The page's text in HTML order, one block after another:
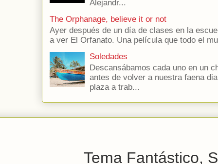
Alejandr...
The Orphanage, believe it or not
Ayer después de un día de clases en la
a ver El Orfanato. Una película que todo el
Soledades
Descansábamos cada uno en un
antes de volver a nuestra faena
plaza a trab...
Tema Fantástico,